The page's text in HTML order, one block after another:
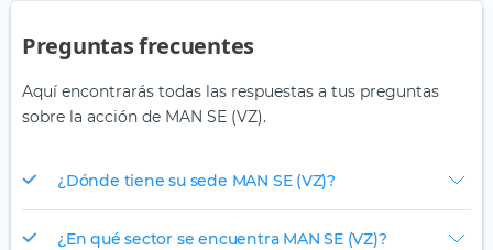
Preguntas frecuentes
Aquí encontrarás todas las respuestas a tus preguntas
sobre la acción de MAN SE (VZ).
¿Dónde tiene su sede MAN SE (VZ)?
¿En qué sector se encuentra MAN SE (VZ)?